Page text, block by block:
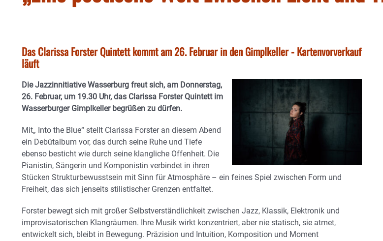
Das Clarissa Forster Quintett kommt am 26. Februar in den Gimplkeller - Kartenvorverkauf
läuft
Die Jazzinnitiative Wasserburg freut sich, am Donnerstag,
26. Februar, um 19.30 Uhr, das Clarissa Forster Quintett im
Wasserburger Gimplkeller begrüßen zu dürfen.
Mit„ Into the Blue“ stellt Clarissa Forster an diesem Abend
ein Debütalbum vor, das durch seine Ruhe und Tiefe
ebenso besticht wie durch seine klangliche Offenheit. Die
Pianistin, Sängerin und Komponistin verbindet in ihren
Stücken Strukturbewusstsein mit Sinn für Atmosphäre – ein feines Spiel zwischen Form und
Freiheit, das sich jenseits stilistischer Grenzen entfaltet.
Forster bewegt sich mit großer Selbstverständlichkeit zwischen Jazz, Klassik, Elektronik und
improvisatorischen Klangräumen. Ihre Musik wirkt konzentriert, aber nie statisch, sie atmet,
entwickelt sich, bleibt in Bewegung. Präzision und Intuition, Komposition und Moment